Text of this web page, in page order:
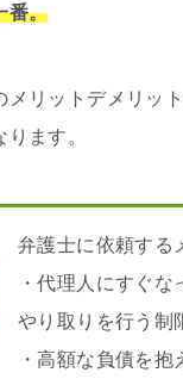
番。
メリットデメリッ
ます。
弁護士に依頼する
・代理人にすぐな
やり取りを行う制
・高額な負債を抱